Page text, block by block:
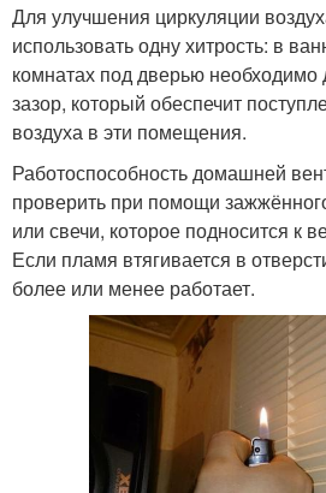
Для улучшения циркуляции
использовать одну хитрость: в
комнатах под дверью необходимо
зазор, который обеспечит
воздуха в эти помещения.
Работоспособность домашней
проверить при помощи
или свечи, которое подносится к
Если пламя втягивается в
более или менее работает.